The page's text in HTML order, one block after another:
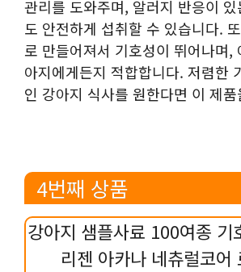
관리를 도와주며, 알러지 반응이
도 안전하게 섭취할 수 있습니다.
로 만들어져서 기호성이 뛰어나며,
아지에게든지 적합합니다. 저렴한
인 강아지 식사를 원한다면 이 제
4번째 상품
강아지 샘플사료 100여종 기
리젠 아카나 네츄럴코어